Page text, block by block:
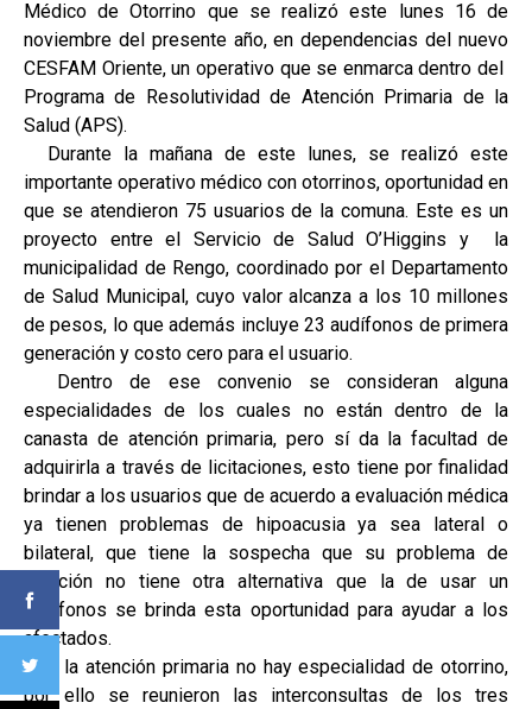
Médico de Otorrino que se realizó este lunes 16 de
noviembre del presente año, en dependencias del nuevo
CESFAM Oriente, un operativo que se enmarca dentro del
Programa de Resolutividad de Atención Primaria de la
Salud (APS).
Durante la mañana de este lunes, se realizó este
importante operativo médico con otorrinos, oportunidad en
que se atendieron 75 usuarios de la comuna. Este es un
proyecto entre el Servicio de Salud O’Higgins y la
municipalidad de Rengo, coordinado por el Departamento
de Salud Municipal, cuyo valor alcanza a los 10 millones
de pesos, lo que además incluye 23 audífonos de primera
generación y costo cero para el usuario.
Dentro de ese convenio se consideran alguna
especialidades de los cuales no están dentro de la
canasta de atención primaria, pero sí da la facultad de
adquirirla a través de licitaciones, esto tiene por finalidad
brindar a los usuarios que de acuerdo a evaluación médica
ya tienen problemas de hipoacusia ya sea lateral o
bilateral, que tiene la sospecha que su problema de
audición no tiene otra alternativa que la de usar un
audífonos se brinda esta oportunidad para ayudar a los
afectados.
En la atención primaria no hay especialidad de otorrino,
por ello se reunieron las interconsultas de los tres